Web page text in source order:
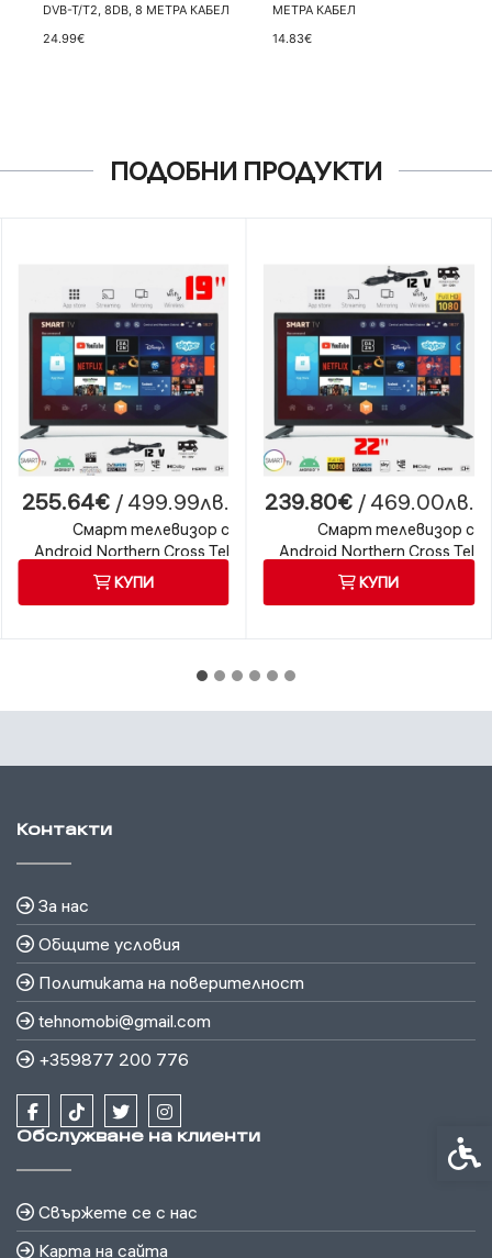
DVB-T/T2, 8DB, 8 МЕТРА КАБЕЛ
24.99€
МЕТРА КАБЕЛ
14.83€
ПОДОБНИ ПРОДУКТИ
255.64€ / 499.99лв.
Смарт телевизор с
Android Northern Cross Tel
Sys NC-SMART19 LX SLIM,
19 инча, 12 волта, Wi-Fi
КУПИ
239.80€ / 469.00лв.
Смарт телевизор с
Android Northern Cross Tel
Sys NC-SMART22 LX SLIM,
22 инча, 12 волта, Wi-Fi
КУПИ
Контакти
За нас
Общите условия
Политиката на поверителност
tehnomobi@gmail.com
+359877 200 776
Обслужване на клиенти
Свържете се с нас
Карта на сайта